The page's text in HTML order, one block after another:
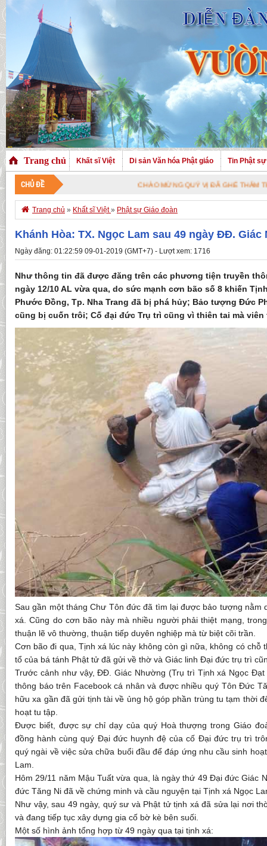
Trang chủ Khất sĩ Việt Di sản Văn hóa Phật giáo Tin Phật sự
CHỦ ĐỀ CHÀO MỪNG QUÝ VỊ ĐÃ GHÉ THĂM TRANG NHÀ.
 Trang chủ » Khất sĩ Việt» Phật sự Giáo đoàn
Khánh Hòa: TX. Ngọc Lam sau 49 ngày ĐĐ. Giác
Ngày đăng: 01:22:59 09-01-2019 (GMT+7) - Lượt xem: 1716
Như thông tin đã được đăng trên các phương tiện truyền
ngày 12/10 AL vừa qua, do sức mạnh cơn bão số 8 khiến
Phước Đồng, Tp. Nha Trang đã bị phá hủy; Bảo tượng Đức
cũng bị cuốn trôi; Cố đại đức Trụ trì cũng vì thiên tai mà viên
Sau gần một tháng Chư Tôn đức đã tìm lại được bảo tượng nằm
xá. Cũng do cơn bão này mà nhiều người phải thiệt mạng,
thuận lẽ vô thường, thuận tiếp duyên nghiệp mà từ biệt cõi trần.
Cơn bão đi qua, Tịnh xá lúc này không còn gì nữa, không có chỗ
tổ của bá tánh Phật tử đã gửi về thờ và Giác linh Đại đức trụ trì
Trước cảnh như vậy, ĐĐ. Giác Nhường (Trụ trì Tịnh xá Ngọc
thông báo trên Facebook cá nhân và được nhiều quý Tôn Đức
hữu xa gần đã gửi tịnh tài về ủng hộ góp phần trùng tu tạm thời
hoạt tu tập.
Được biết, được sự chỉ dạy của quý Hoà thượng trong Giáo
đồng hành cùng quý Đại đức huynh đệ của cố Đại đức trụ trì
quý ngài về việc sửa chữa buổi đầu để đáp ứng nhu cầu sinh
Lam.
Hôm 29/11 năm Mậu Tuất vừa qua, là ngày thứ 49 Đại đức Giác
đức Tăng Ni đã về chứng minh và cầu nguyện tại Tịnh xá Ngọc
Như vậy, sau 49 ngày, quý sư và Phật tử tịnh xá đã sửa lại nơi
và đang tiếp tục xây dựng gia cố bờ kè bên suối.
Một số hình ảnh tổng hợp từ 49 ngày qua tại tịnh xá: